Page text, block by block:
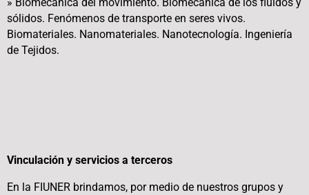
sólidos. Fenómenos de transporte en seres vivos.
Biomateriales. Nanomateriales. Nanotecnología. Ingeniería
de Tejidos.
Vinculación y servicios a terceros
En la FIUNER brindamos, por medio de nuestros grupos y